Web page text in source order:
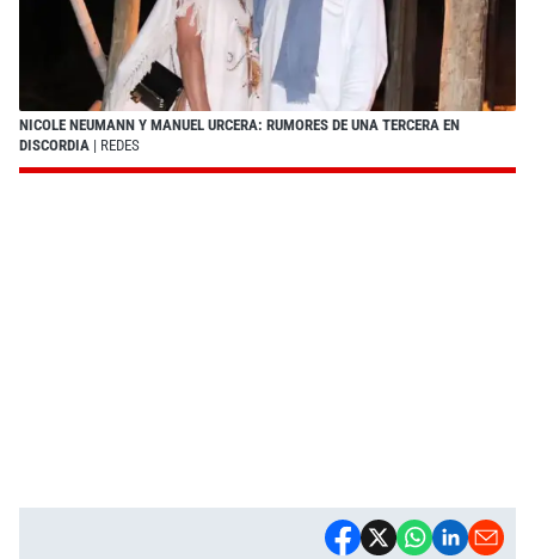
NICOLE NEUMANN Y MANUEL URCERA: RUMORES DE UNA TERCERA EN
DISCORDIA | REDES